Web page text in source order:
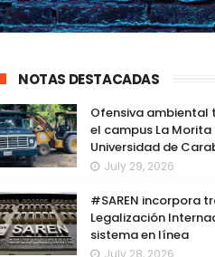
NOTAS DESTACADAS
Ofensiva ambiental
el campus La Morita
Universidad de
July 29, 2026
#SAREN incorpora
Legalización
sistema en línea
July 28, 2026